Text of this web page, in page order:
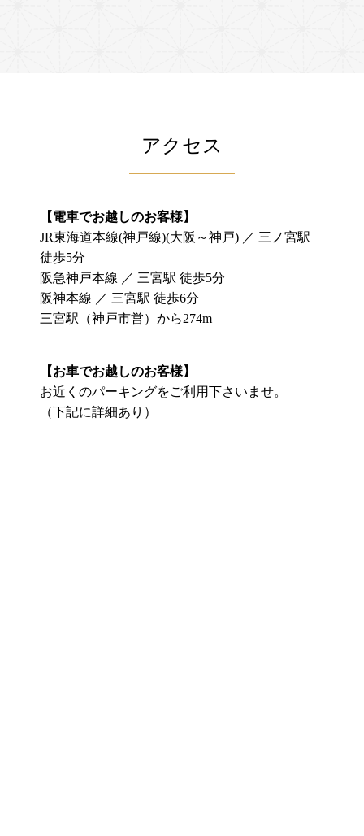
アクセス
【電車でお越しのお客様】
JR東海道本線(神戸線)(大阪～神戸) ／ 三ノ宮駅
徒歩5分
阪急神戸本線 ／ 三宮駅 徒歩5分
阪神本線 ／ 三宮駅 徒歩6分
三宮駅（神戸市営）から274m
【お車でお越しのお客様】
お近くのパーキングをご利用下さいませ。
（下記に詳細あり）